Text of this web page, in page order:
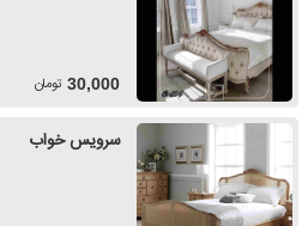
30,000 تومان
سرویس خواب